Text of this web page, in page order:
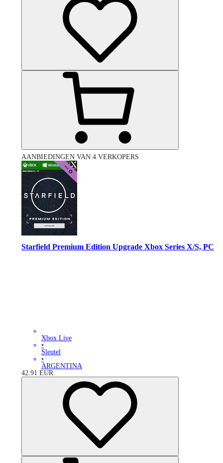
AANBIEDINGEN VAN 4 VERKOPERS
Starfield Premium Edition Upgrade Xbox Series X/S, PC
Xbox Live
•
Sleutel
•
ARGENTINA
42.91 EUR